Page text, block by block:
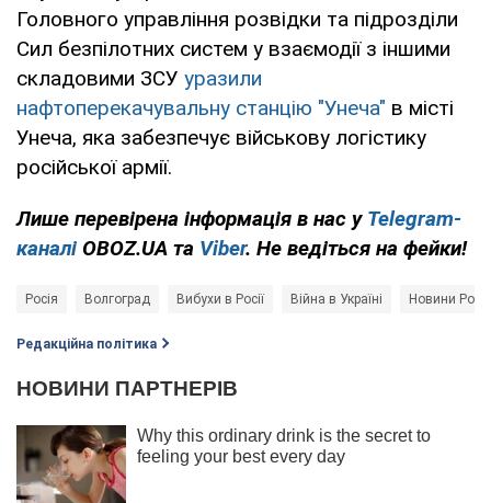
Головного управління розвідки та підрозділи
Сил безпілотних систем у взаємодії з іншими
складовими ЗСУ уразили
нафтоперекачувальну станцію "Унеча" в місті
Унеча, яка забезпечує військову логістику
російської армії.
Лише перевірена інформація в нас у Telegram-
каналі OBOZ.UA та Viber. Не ведіться на фейки!
Росія Волгоград Вибухи в Росії Війна в Україні Новини Росії
Редакційна політика